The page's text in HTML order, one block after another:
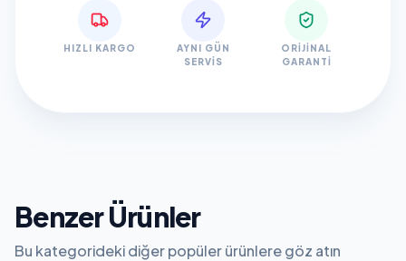
HIZLI KARGO
AYNI GÜN
SERVIS
ORIJINAL
GARANTI
Benzer Ürünler
Bu kategorideki diğer popüler ürünlere göz atın